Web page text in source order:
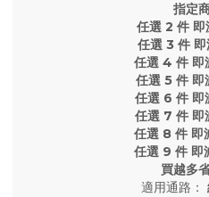
指定
任選 2 件
任選 3 件
任選 4 件
任選 5 件
任選 6 件
任選 7 件
任選 8 件
任選 9 件
買越多
適用通路：